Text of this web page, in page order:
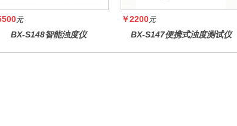
元
BX-S148智能浊度仪
￥2200元
BX-S147便携式浊度测试仪